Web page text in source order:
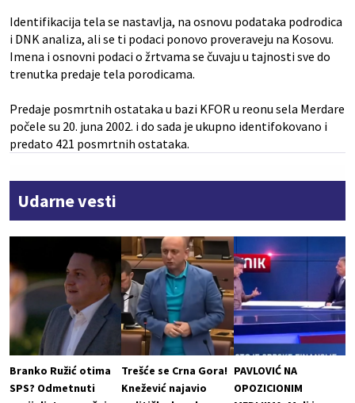
Identifikacija tela se nastavlja, na osnovu podataka podrodica
i DNK analiza, ali se ti podaci ponovo proveraveju na Kosovu.
Imena i osnovni podaci o žrtvama se čuvaju u tajnosti sve do
trenutka predaje tela porodicama.
Predaje posmrtnih ostataka u bazi KFOR u reonu sela Merdare
počele su 20. juna 2002. i do sada je ukupno identifokovano i
predato 421 posmrtnih ostataka.
Udarne vesti
Branko Ružić otima
SPS? Odmetnuti
Trešće se Crna Gora!
Knežević najavio
PAVLOVIĆ NA
OPOZICIONIM